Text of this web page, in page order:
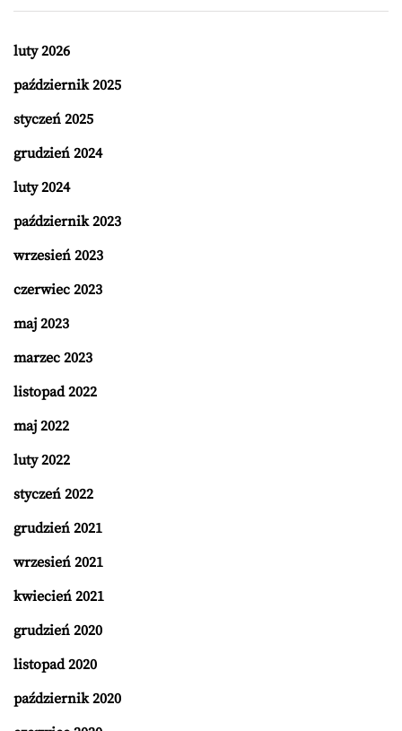
luty 2026
październik 2025
styczeń 2025
grudzień 2024
luty 2024
październik 2023
wrzesień 2023
czerwiec 2023
maj 2023
marzec 2023
listopad 2022
maj 2022
luty 2022
styczeń 2022
grudzień 2021
wrzesień 2021
kwiecień 2021
grudzień 2020
listopad 2020
październik 2020